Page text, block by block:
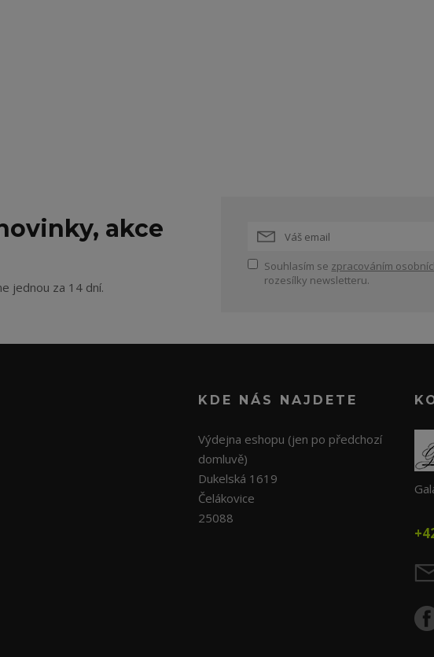
akce
jednou za 14 dní.
Souhlasím se zpracováním
rozesílky newsletteru.
KDE NÁS NAJDETE
Výdejna eshopu (jen po předchozí
domluvě)
Dukelská 1619
Čelákovice
25088